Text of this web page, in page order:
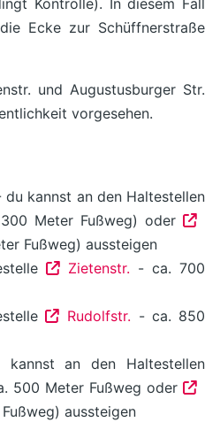
Kontrolle). In diesem Fall
Ecke zur Schüffnerstraße
und Augustusburger Str.
vorgesehen.
kannst an den Haltestellen
Meter Fußweg) oder
Fußweg) aussteigen
Zietenstr. - ca. 700
Rudolfstr. - ca. 850
an den Haltestellen
500 Meter Fußweg oder
aussteigen